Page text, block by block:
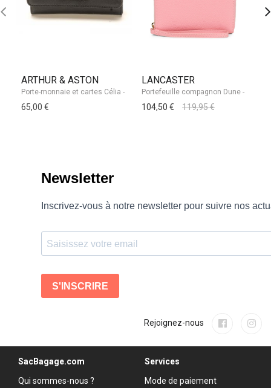
ARTHUR & ASTON
65,00 €
LANCASTER
104,50 € 119,95 €
Rejoignez-nous
SacBagage.com
Qui sommes-nous ?
Services
Mode de paiement